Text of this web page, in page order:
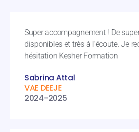
Super accompagnement ! De
disponibles et très à l’écoute. Je
hésitation Kesher Formation
Sabrina Attal
VAE DEEJE
2024-2025